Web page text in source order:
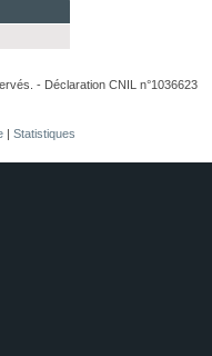
- Déclaration CNIL n°1036623
| Statistiques